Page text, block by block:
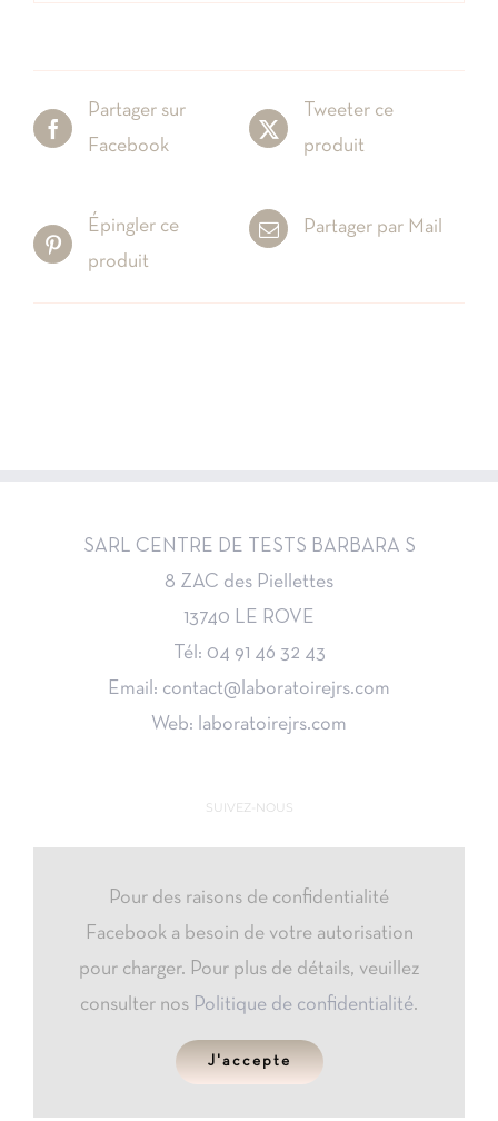
Partager sur
Facebook
Tweeter ce
produit
Épingler ce
produit
Partager par Mail
SARL CENTRE DE TESTS BARBARA S
8 ZAC des Piellettes
13740 LE ROVE
Tél: 04 91 46 32 43
Email: contact@laboratoirejrs.com
Web: laboratoirejrs.com
SUIVEZ-NOUS
Pour des raisons de confidentialité
Facebook a besoin de votre autorisation
pour charger. Pour plus de détails, veuillez
consulter nos Politique de confidentialité.
J'accepte